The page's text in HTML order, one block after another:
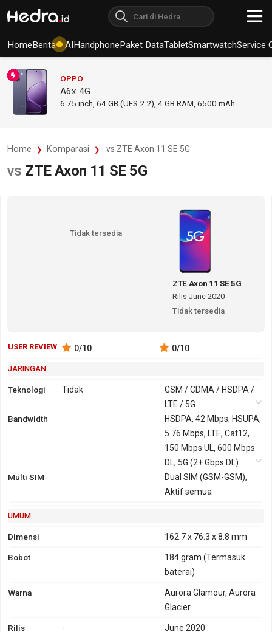
HomeBerita AIHandphonePaket DataTabletSmartwatchService
OPPO
A6x 4G
6.75 inch, 64 GB (UFS 2.2), 4 GB RAM 6500 mAh
Home Komparasi vs ZTE Axon 11 SE 5G
vs ZTE Axon 11 SE 5G
-
Tidak tersedia
ZTE Axon 11 SE 5G
Rilis June 2020
Tidak tersedia
USER REVIEW 0/10 0/10
JARINGAN
Teknologi Tidak
GSM / CDMA / HSDPA /
LTE / 5G
2G
HSDPA 850,
900, 1900,
2100
TD-SCDMA
1900, 2000
GPRS
Bandwidth
HSDPA, 42 Mbps; HSUPA,
5.76 Mbps, LTE, Cat12,
150 Mbps UL, 600 Mbps
DL; 5G (2+ Gbps DL)
Multi SIM
Dual SIM (GSM-GSM),
Aktif semua
UMUM
Dimensi 162.7 x 76.3 x 8.8 mm
Bobot 184 gram (Termasuk
baterai)
Warna
Aurora Glamour, Aurora
Glacier
Rilis - June 2020